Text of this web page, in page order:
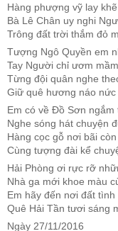
Hàng phượng vỹ lay
Bà Lê Chân uy nghi
Trông đất trời thắm đỏ
Tượng Ngô Quyền em
Tay Người chỉ ươm
Từng đội quân nghe
Giữ quê hương náo
Em có về Đồ Sơn ngắm
Nghe sóng hát chuyện
Hàng cọc gỗ nơi bãi
Cùng tượng đài kể
Hải Phòng ơi rực rỡ
Nhà ga mới khoe màu
Em hãy đến nơi đất tình
Quê Hải Tần tươi sáng
Ngày 27/11/2016